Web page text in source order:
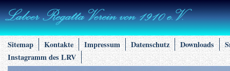
Sitemap Kontakte Impressum Datenschutz Downloads
Instagramm des LRV